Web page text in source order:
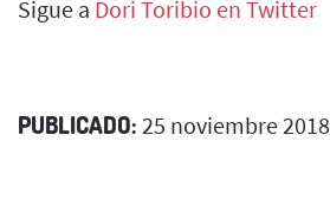
Sigue a Dori Toribio en Twitter
PUBLICADO: 25 noviembre 2018